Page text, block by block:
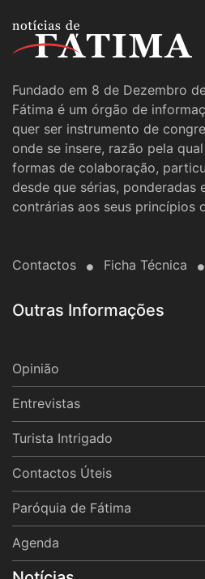
Fundado em 8 de Dezembro
Fátima é um órgão de
quer ser instrumento de
onde se insere, razão pela
formas de colaboração,
desde que sérias, ponderadas
contrárias aos seus princípios
Contactos Ficha Técnica
Outras Informações
Opinião
Entrevistas
Turista Intrigado
Contactos Úteis
Paróquia de Fátima
Agenda